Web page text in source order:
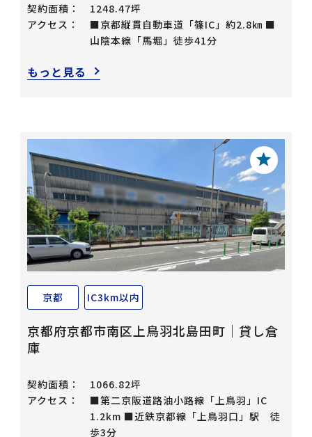
契約面積：
1248.47坪
アクセス：
■京都縦貫自動車道「篠IC」約2.8㎞ ■
山陰本線「馬堀」徒歩41分
もっと見る
京都 IC3km以内
京都府京都市南区上鳥羽北島田町｜貸し倉
庫
契約面積：
1066.82坪
アクセス：
■第二京阪道路油小路線「上鳥羽」IC
1.2km ■近鉄京都線「上鳥羽口」駅 徒
歩3分